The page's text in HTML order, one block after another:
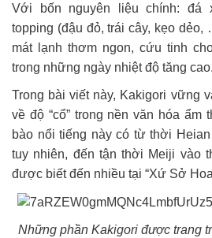
Với bốn nguyên liệu chính: đá
topping (đậu đỏ, trái cây, kẹo
mát lạnh thơm ngon, cứu tinh
trong những ngày nhiệt độ tăng cao.
Trong bài viết này, Kakigori vững
về độ “cổ” trong nền văn hóa ẩm
bào nổi tiếng này có từ thời
tuy nhiên, đến tận thời Meiji vào
được biết đến nhiều tại “Xứ Sở
Những phần Kakigori được trang